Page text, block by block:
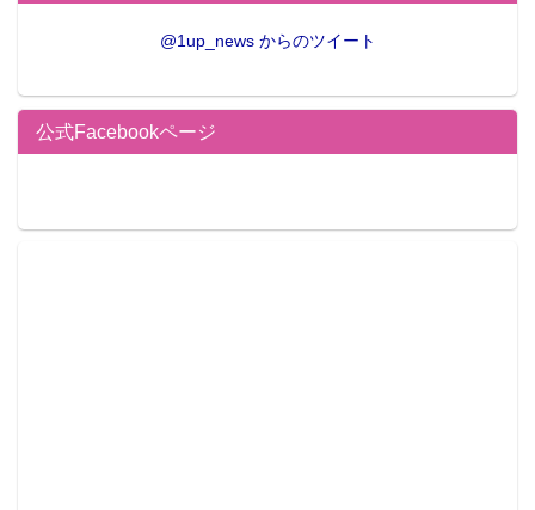
@1up_news からのツイート
公式Facebookページ